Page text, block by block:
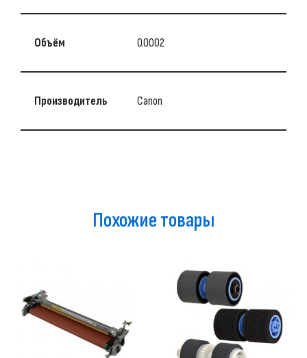
Объём 0.0002
Производитель Canon
Похожие товары